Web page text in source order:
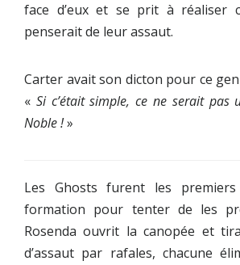
face d’eux et se prit à réaliser
penserait de leur assaut.
Carter avait son dicton pour ce
« Si c’était simple, ce ne serait pas
Noble !»
Les Ghosts furent les
formation pour tenter de les
Rosenda ouvrit la canopée et
d’assaut par rafales, chacune